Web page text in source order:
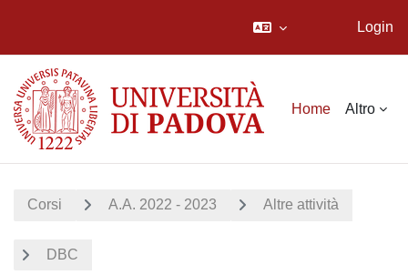
Login
Home Altro
Corsi A.A. 2022 - 2023 Altre attività
DBC